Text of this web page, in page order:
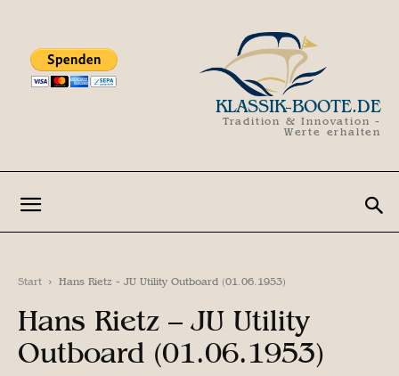
KLASSIK-BOOTE.DE
Tradition & Innovation -
Werte erhalten
Start Hans Rietz - JU Utility Outboard (01.06.1953)
Hans Rietz – JU Utility
Outboard (01.06.1953)